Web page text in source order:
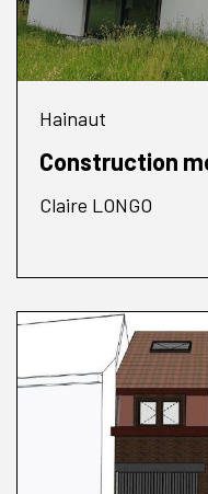
Hainaut
Construction
Claire LONGO